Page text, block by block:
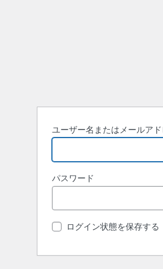
ユーザー名またはメールアド
パスワード
ログイン状態を保存する